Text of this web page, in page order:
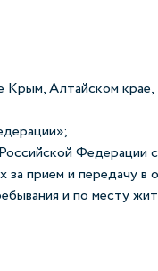
Крым, Алтайском крае,
Федерации с
прием и передачу в
и по месту